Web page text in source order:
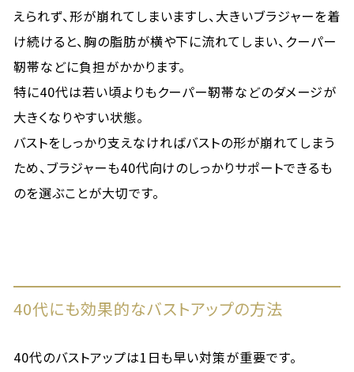
えられず、形が崩れてしまいますし、大きいブラジャーを着
け続けると、胸の脂肪が横や下に流れてしまい、クーパー
靭帯などに負担がかかります。
特に40代は若い頃よりもクーパー靭帯などのダメージが
大きくなりやすい状態。
バストをしっかり支えなければバストの形が崩れてしまう
ため、ブラジャーも40代向けのしっかりサポートできるも
のを選ぶことが大切です。
40代にも効果的なバストアップの方法
40代のバストアップは1日も早い対策が重要です。